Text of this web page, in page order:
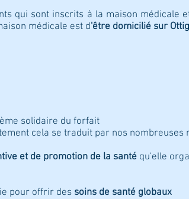
qui sont inscrits à la maison médicale
médicale est d'être domicilié sur
solidaire du forfait
cela se traduit par nos
et de promotion de la santé qu'elle
pour offrir des soins de santé globaux